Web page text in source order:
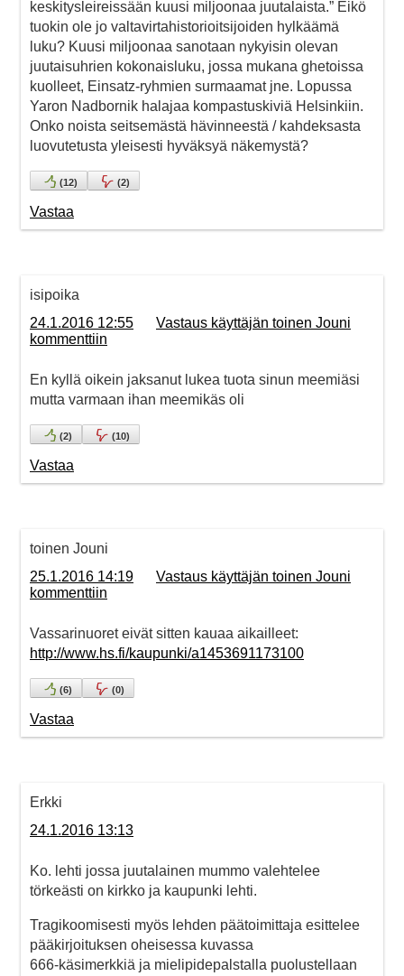
keskitysleireissään kuusi miljoonaa juutalaista.” Eikö
tuokin ole jo valtavirtahistorioitsijoiden hylkäämä
luku? Kuusi miljoonaa sanotaan nykyisin olevan
juutaisuhrien kokonaisluku, jossa mukana ghetoissa
kuolleet, Einsatz-ryhmien surmaamat jne. Lopussa
Yaron Nadbornik halajaa kompastuskiviä Helsinkiin.
Onko noista seitsemästä hävinneestä / kahdeksasta
luovutetusta yleisesti hyväksyä näkemystä?
(12) (2)
Vastaa
isipoika
24.1.2016 12:55
Vastaus käyttäjän toinen Jouni
kommenttiin
En kyllä oikein jaksanut lukea tuota sinun meemiäsi
mutta varmaan ihan meemikäs oli
(2) (10)
Vastaa
toinen Jouni
25.1.2016 14:19
Vastaus käyttäjän toinen Jouni
kommenttiin
Vassarinuoret eivät sitten kauaa aikailleet:
http://www.hs.fi/kaupunki/a1453691173100
(6) (0)
Vastaa
Erkki
24.1.2016 13:13
Ko. lehti jossa juutalainen mummo valehtelee
törkeästi on kirkko ja kaupunki lehti.
Tragikoomisesti myös lehden päätoimittaja esittelee
pääkirjoituksen oheisessa kuvassa
666-käsimerkkiä ja mielipidepalstalla puolustellaan